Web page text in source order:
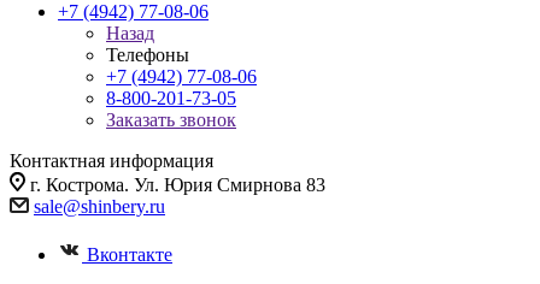
+7 (4942) 77-08-06
Назад
Телефоны
+7 (4942) 77-08-06
8-800-201-73-05
Заказать звонок
Контактная информация
г. Кострома. Ул. Юрия Смирнова 83
sale@shinbery.ru
Вконтакте